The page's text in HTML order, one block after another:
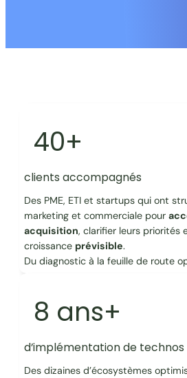
40+
clients accompagnés
Des PME, ETI et startups qui ont
marketing et commerciale pour
acquisition, clarifier leurs priorités
croissance prévisible.
Du diagnostic à la feuille de route
8 ans+
d’implémentation de technos
Des dizaines d’écosystèmes